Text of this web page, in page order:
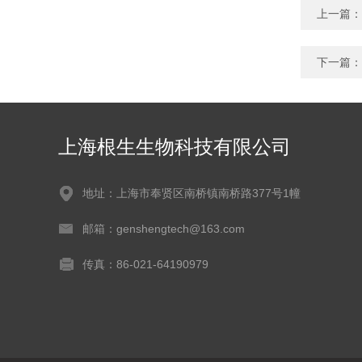
上一篇：
下一篇：
上海根生生物科技有限公司
地址：上海市奉贤区南桥镇南桥路377号1幢
邮箱：genshengtech@163.com
传真：86-021-64190979